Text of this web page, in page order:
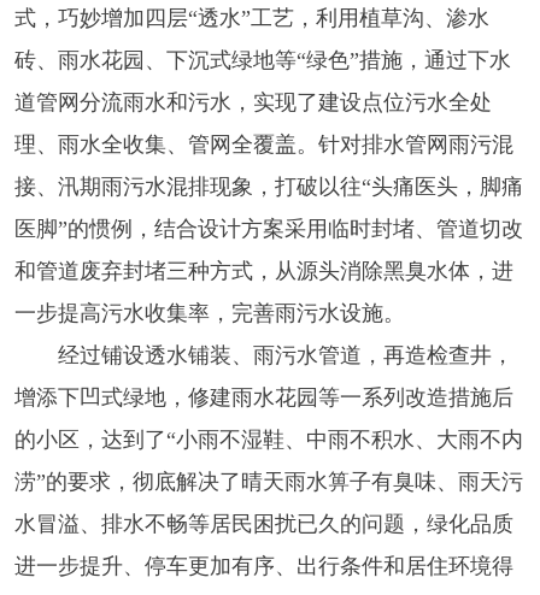
式，巧妙增加四层“透水”工艺，利用植草沟、渗水
砖、雨水花园、下沉式绿地等“绿色”措施，通过下水
道管网分流雨水和污水，实现了建设点位污水全处
理、雨水全收集、管网全覆盖。针对排水管网雨污混
接、汛期雨污水混排现象，打破以往“头痛医头，脚痛
医脚”的惯例，结合设计方案采用临时封堵、管道切改
和管道废弃封堵三种方式，从源头消除黑臭水体，进
一步提高污水收集率，完善雨污水设施。
经过铺设透水铺装、雨污水管道，再造检查井，
增添下凹式绿地，修建雨水花园等一系列改造措施后
的小区，达到了“小雨不湿鞋、中雨不积水、大雨不内
涝”的要求，彻底解决了晴天雨水箅子有臭味、雨天污
水冒溢、排水不畅等居民困扰已久的问题，绿化品质
进一步提升、停车更加有序、出行条件和居住环境得